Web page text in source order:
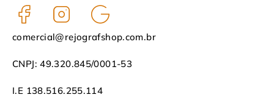
comercial@rejografshop.com.br
CNPJ: 49.320.845/0001-53
I.E 138.516.255.114